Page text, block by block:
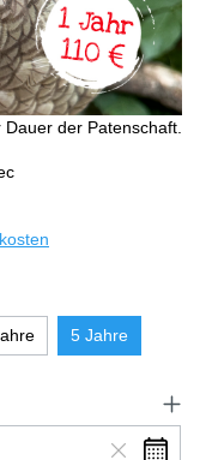
der Patenschaft.
5 Jahre